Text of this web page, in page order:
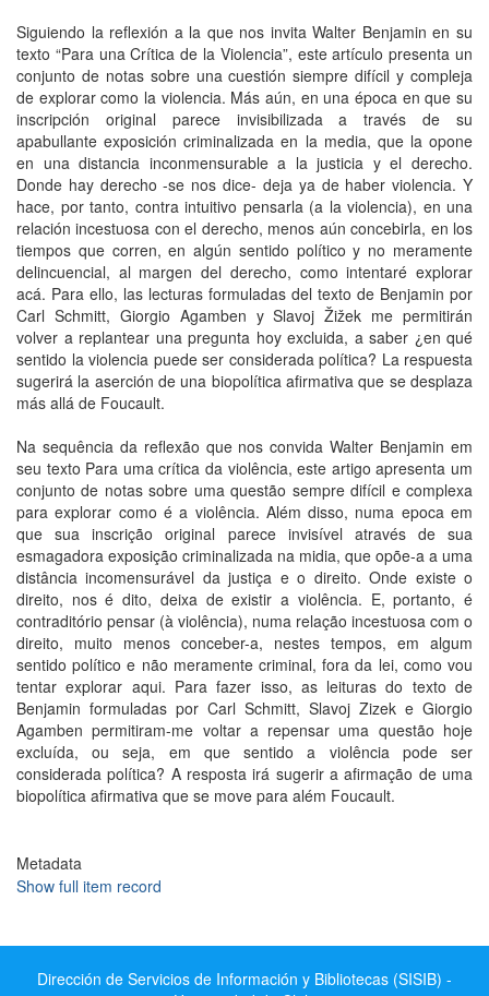
Siguiendo la reflexión a la que nos invita Walter Benjamin en su
texto “Para una Crítica de la Violencia”, este artículo presenta un
conjunto de notas sobre una cuestión siempre difícil y compleja
de explorar como la violencia. Más aún, en una época en que su
inscripción original parece invisibilizada a través de su
apabullante exposición criminalizada en la media, que la opone
en una distancia inconmensurable a la justicia y el derecho.
Donde hay derecho -se nos dice- deja ya de haber violencia. Y
hace, por tanto, contra intuitivo pensarla (a la violencia), en una
relación incestuosa con el derecho, menos aún concebirla, en los
tiempos que corren, en algún sentido político y no meramente
delincuencial, al margen del derecho, como intentaré explorar
acá. Para ello, las lecturas formuladas del texto de Benjamin por
Carl Schmitt, Giorgio Agamben y Slavoj Žižek me permitirán
volver a replantear una pregunta hoy excluida, a saber ¿en qué
sentido la violencia puede ser considerada política? La respuesta
sugerirá la aserción de una biopolítica afirmativa que se desplaza
más allá de Foucault.
Na sequência da reflexão que nos convida Walter Benjamin em
seu texto Para uma crítica da violência, este artigo apresenta um
conjunto de notas sobre uma questão sempre difícil e complexa
para explorar como é a violência. Além disso, numa epoca em
que sua inscrição original parece invisível através de sua
esmagadora exposição criminalizada na midia, que opõe-a a uma
distância incomensurável da justiça e o direito. Onde existe o
direito, nos é dito, deixa de existir a violência. E, portanto, é
contraditório pensar (à violência), numa relação incestuosa com o
direito, muito menos conceber-a, nestes tempos, em algum
sentido político e não meramente criminal, fora da lei, como vou
tentar explorar aqui. Para fazer isso, as leituras do texto de
Benjamin formuladas por Carl Schmitt, Slavoj Zizek e Giorgio
Agamben permitiram-me voltar a repensar uma questão hoje
excluída, ou seja, em que sentido a violência pode ser
considerada política? A resposta irá sugerir a afirmação de uma
biopolítica afirmativa que se move para além Foucault.
Metadata
Show full item record
Dirección de Servicios de Información y Bibliotecas (SISIB) -